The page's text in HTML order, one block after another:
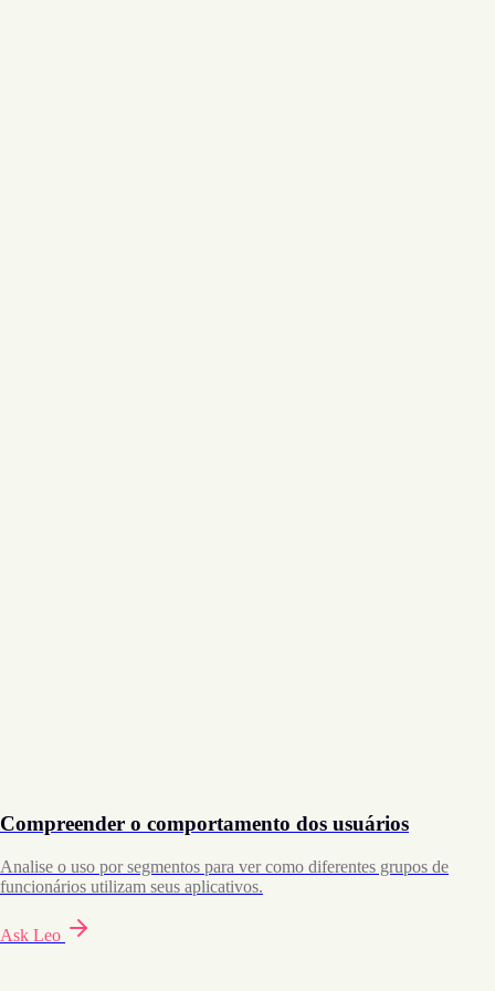
Compreender o comportamento dos usuários
Analise o uso por segmentos para ver como diferentes grupos de
funcionários utilizam seus aplicativos.
Ask Leo